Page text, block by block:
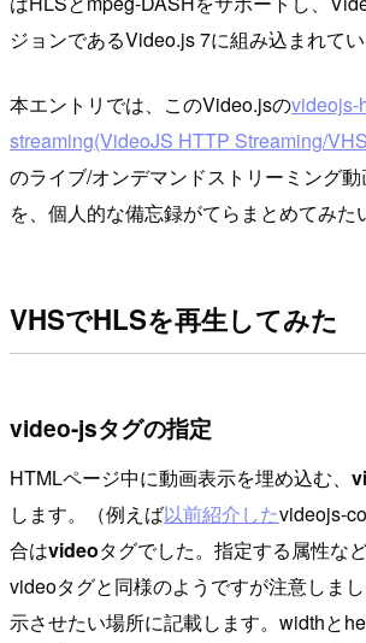
ジョンであるVideo.js 7に組み込まれてい
本エントリでは、このVideo.jsのvideojs-
streaming(VideoJS HTTP Streaming/
のライブ/オンデマンドストリーミング
を、個人的な備忘録がてらまとめてみた
VHSでHLSを再生してみた
video-jsタグの指定
HTMLページ中に動画表示を埋め込む、
します。（例えば以前紹介したvideojs-
合はvideoタグでした。指定する属性な
videoタグと同様のようですが注意しま
示させたい場所に記載します。widthと